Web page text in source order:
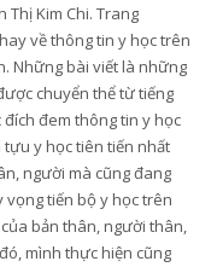
Thị Kim Chi. Trang
về thông tin y học trên
Những bài viết là những
chuyển thể từ tiếng
đích đem thông tin y học
y học tiên tiến nhất
người mà cũng đang
tiến bộ y học trên
bản thân, người thân,
mình thực hiện cũng